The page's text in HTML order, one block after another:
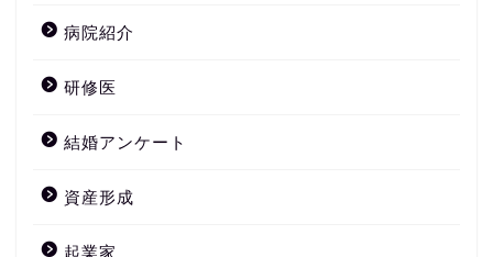
病院紹介
研修医
結婚アンケート
資産形成
起業家